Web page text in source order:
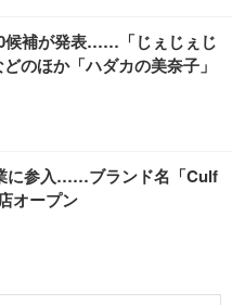
ンチェア (ホワイト)
ェア デスクチェア 肘なし メ
サポート付き 腰サポート ガ
回転 キャスター付き コンパク
84～96cm テレワーク 在宅
280Hz/FHD】GRAPHT THE S
24” Essential ゲーミン
ンチ 1ms FHD 量子ドット 残
保証 | 日本メーカー)
トシーツ 超厚型 お徳用 レギ
限定】
候補が発表……「じぇじぇじ
のほか「ハダカの美奈子」
に参入……ブランド名「Culf
オープン